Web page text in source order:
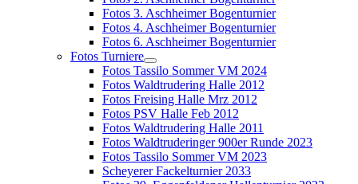
Fotos 3. Aschheimer Bogenturnier
Fotos 4. Aschheimer Bogenturnier
Fotos 6. Aschheimer Bogenturnier
Fotos Turniere
Fotos Tassilo Sommer VM 2024
Fotos Waldtrudering Halle 2012
Fotos Freising Halle Mrz 2012
Fotos PSV Halle Feb 2012
Fotos Waldtrudering Halle 2011
Fotos Waldtruderinger 900er Runde 2023
Fotos Tassilo Sommer VM 2023
Scheyerer Fackelturnier 2033